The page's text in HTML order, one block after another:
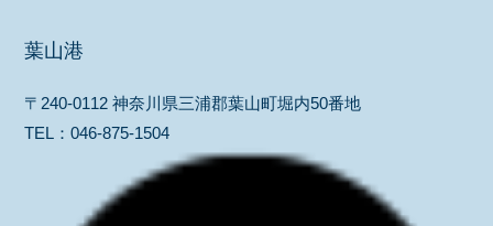
葉山港
〒240-0112 神奈川県三浦郡葉山町堀内50番地
TEL：046-875-1504